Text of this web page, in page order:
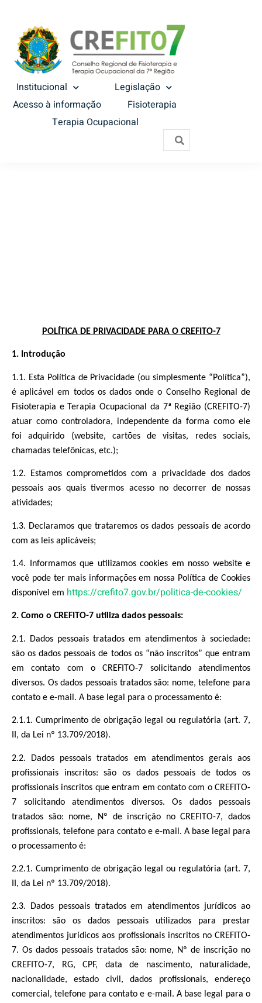
Institucional
Legislação
Acesso à informação
Fisioterapia
Terapia Ocupacional
POLÍTICA DE PRIVACIDADE PARA O CREFITO-7
1. Introdução
1.1. Esta Política de Privacidade (ou simplesmente “Política”),
é aplicável em todos os dados onde o Conselho Regional de
Fisioterapia e Terapia Ocupacional da 7ª Região (CREFITO-7)
atuar como controladora, independente da forma como ele
foi adquirido (website, cartões de visitas, redes sociais,
chamadas telefônicas, etc.);
1.2. Estamos comprometidos com a privacidade dos dados
pessoais aos quais tivermos acesso no decorrer de nossas
atividades;
1.3. Declaramos que trataremos os dados pessoais de acordo
com as leis aplicáveis;
1.4. Informamos que utilizamos cookies em nosso website e
você pode ter mais informações em nossa Política de Cookies
disponível em https://crefito7.gov.br/politica-de-cookies/
2. Como o CREFITO-7 utiliza dados pessoais:
2.1. Dados pessoais tratados em atendimentos à sociedade:
são os dados pessoais de todos os “não inscritos” que entram
em contato com o CREFITO-7 solicitando atendimentos
diversos. Os dados pessoais tratados são: nome, telefone para
contato e e-mail. A base legal para o processamento é:
2.1.1. Cumprimento de obrigação legal ou regulatória (art. 7,
II, da Lei nº 13.709/2018).
2.2. Dados pessoais tratados em atendimentos gerais aos
profissionais inscritos: são os dados pessoais de todos os
profissionais inscritos que entram em contato com o CREFITO-
7 solicitando atendimentos diversos. Os dados pessoais
tratados são: nome, Nº de inscrição no CREFITO-7, dados
profissionais, telefone para contato e e-mail. A base legal para
o processamento é:
2.2.1. Cumprimento de obrigação legal ou regulatória (art. 7,
II, da Lei nº 13.709/2018).
2.3. Dados pessoais tratados em atendimentos jurídicos ao
inscritos: são os dados pessoais utilizados para prestar
atendimentos jurídicos aos profissionais inscritos no CREFITO-
7. Os dados pessoais tratados são: nome, Nº de inscrição no
CREFITO-7, RG, CPF, data de nascimento, naturalidade,
nacionalidade, estado civil, dados profissionais, endereço
comercial, telefone para contato e e-mail. A base legal para o